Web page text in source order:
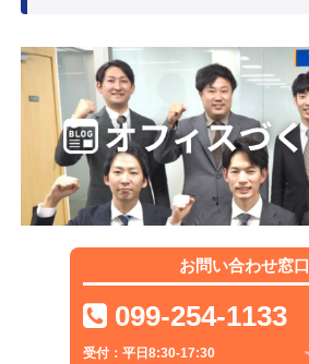
お問い合わせ窓口
099-254-1133
受付：平日8:30-17:30